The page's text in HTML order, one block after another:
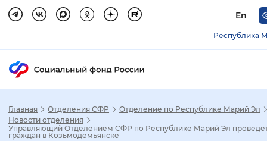
En
Республика
Главная Отделения СФР
Отделение по Республике Марий Эл
Новости отделения
Управляющий Отделением СФР по Республике Марий Эл
граждан в Козьмодемьянске